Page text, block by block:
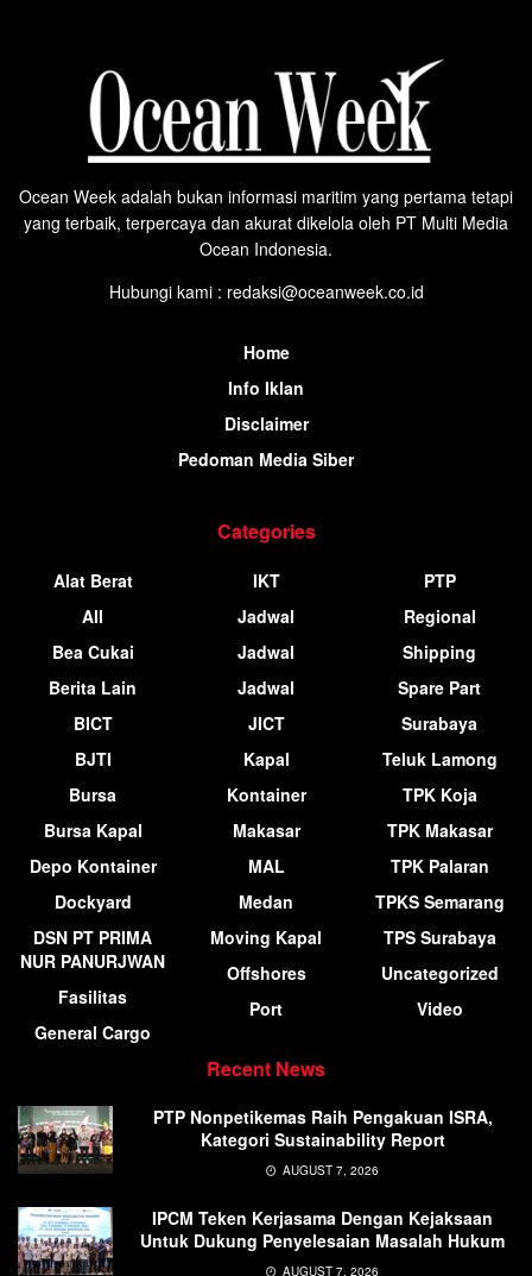
Ocean Week adalah bukan informasi maritim yang pertama tetapi
yang terbaik, terpercaya dan akurat dikelola oleh PT Multi Media
Ocean Indonesia.
Hubungi kami : redaksi@oceanweek.co.id
Home
Info Iklan
Disclaimer
Pedoman Media Siber
Categories
Alat Berat
All
Bea Cukai
Berita Lain
BICT
BJTI
Bursa
Bursa Kapal
Depo Kontainer
Dockyard
DSN PT PRIMA
NUR PANURJWAN
Fasilitas
General Cargo
IKT
Jadwal
Jadwal
Jadwal
JICT
Kapal
Kontainer
Makasar
MAL
Medan
Moving Kapal
Offshores
Port
PTP
Regional
Shipping
Spare Part
Surabaya
Teluk Lamong
TPK Koja
TPK Makasar
TPK Palaran
TPKS Semarang
TPS Surabaya
Uncategorized
Video
Recent News
PTP Nonpetikemas Raih Pengakuan ISRA,
Kategori Sustainability Report
AUGUST 7, 2026
IPCM Teken Kerjasama Dengan Kejaksaan
Untuk Dukung Penyelesaian Masalah Hukum
AUGUST 7, 2026